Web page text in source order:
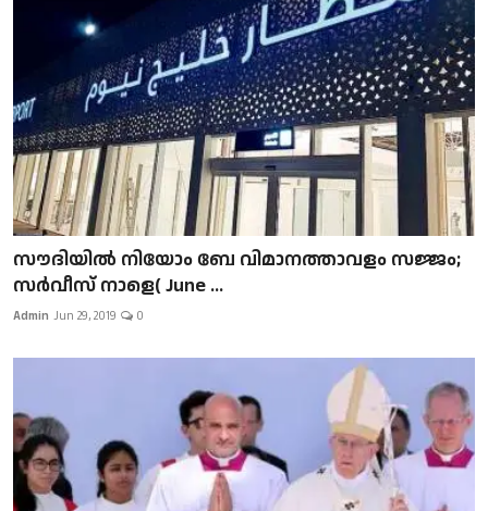
സൗദിയിൽ നിയോം ബേ വിമാനത്താവളം സജ്ജം;
സർവീസ് നാളെ( June ...
Admin Jun 29, 2019 0